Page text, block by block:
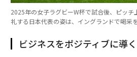
2025年の女子ラグビーW杯で試合後、ピッ
礼する日本代表の姿は、イングランドで喝采
ビジネスをポジティブに導